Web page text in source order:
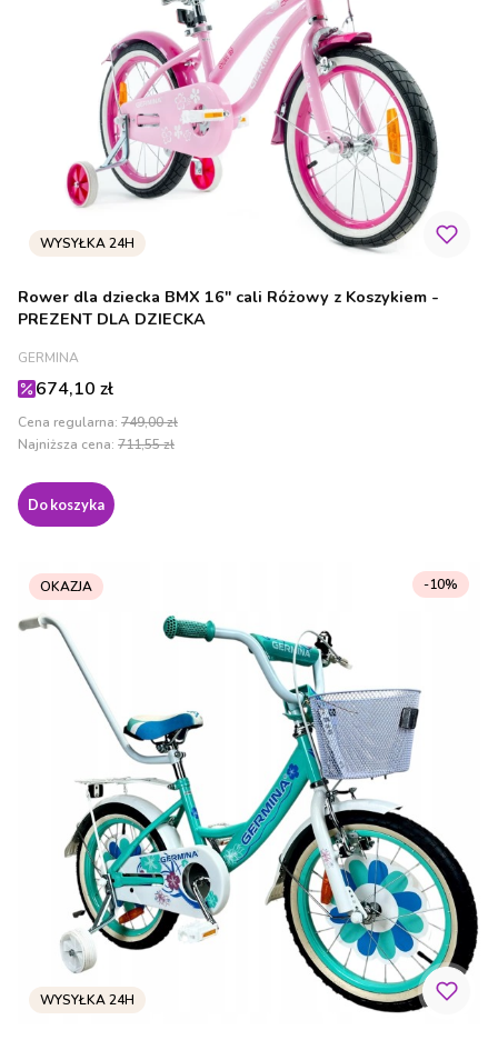
Rower dla dziecka BMX 16" cali Różowy z Koszykiem -
PREZENT DLA DZIECKA
PRODUCENT
GERMINA
Cena promocyjna
674,10 zł
Cena regularna: 749,00 zł
Najniższa cena: 711,55 zł
Do koszyka
OKAZJA -10%